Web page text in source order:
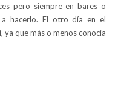
pero siempre en bares o
a hacerlo. El otro día en el
que más o menos conocía